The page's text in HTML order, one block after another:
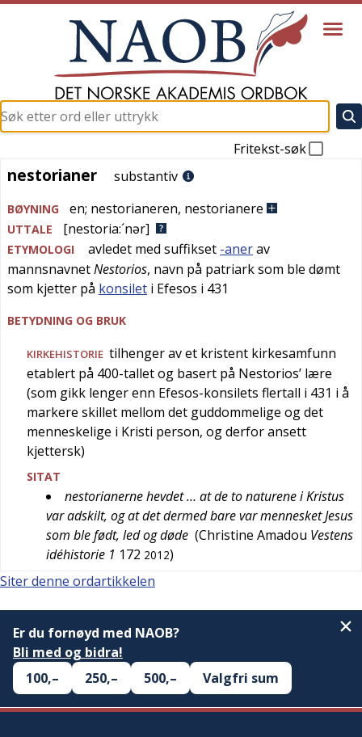
Fritekst-søk
nestorianer
nestorianer substantiv
BØYNING en; nestorianeren, nestorianere
UTTALE [nestoria:´nər]
ETYMOLOGI avledet med suffikset -anerav
mannsnavnetNestorios, navn på patriark som ble dømt
som kjetter på konsilet i Efesos i 431
BETYDNING OG BRUK
KIRKEHISTORIE tilhenger av et kristent kirkesamfunn
etablert på 400-tallet og basert på Nestorios’ lære
(som gikk lenger enn Efesos-konsilets flertall i 431 i å
markere skillet mellom det guddommelige og det
menneskelige i Kristi person, og derfor ansett
kjettersk)
SITAT
nestorianerne hevdet … at de to naturene i Kristus
var adskilt, og at det dermed bare var mennesket Jesus
som ble født, led og døde (Christine Amadou Vestens
idéhistorie 1 172 2012)
Siter denne ordartikkelen
Er du fornøyd med NAOB?
Bli med og bidra!
100,–
250,– 500,– Valgfri sum